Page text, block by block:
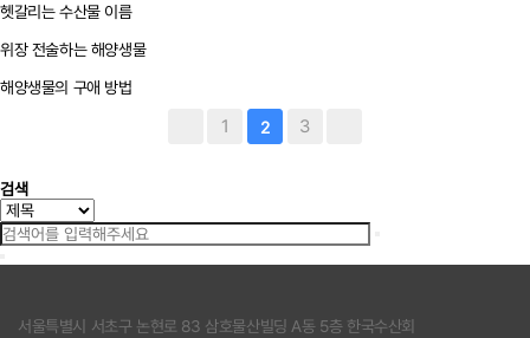
헷갈리는 수산물 이름
위장 전술하는 해양생물
해양생물의 구애 방법
1 2 3
검색
서울특별시 서초구 논현로 83 삼호물산빌딩 A동 5층 한국수산회